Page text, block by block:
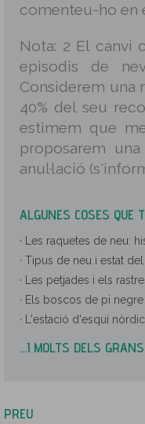
comenteu-ho en
Nota: 2 El canvi
episodis de
Considerem una
40% del seu
estimem que
proposarem
anul·lació
ALGUNES COSES QUE
· Les raquetes de neu:
· Tipus de neu i estat del
· Les petjades i els
· Els boscos de pi
· L'estació d'esquí nòrdic
...I MOLTS DELS
PREU